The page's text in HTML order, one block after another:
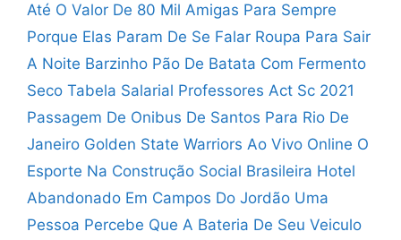
Até O Valor De 80 Mil Amigas Para Sempre
Porque Elas Param De Se Falar Roupa Para Sair
A Noite Barzinho Pão De Batata Com Fermento
Seco Tabela Salarial Professores Act Sc 2021
Passagem De Onibus De Santos Para Rio De
Janeiro Golden State Warriors Ao Vivo Online O
Esporte Na Construção Social Brasileira Hotel
Abandonado Em Campos Do Jordão Uma
Pessoa Percebe Que A Bateria De Seu Veiculo